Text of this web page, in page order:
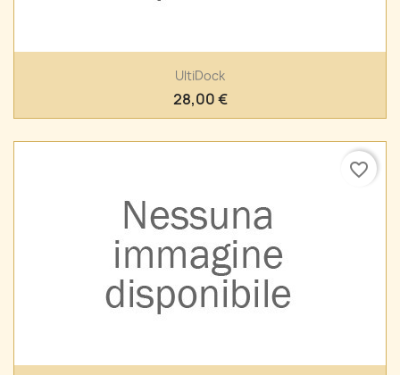
UltiDock
28,00 €
favorite_border